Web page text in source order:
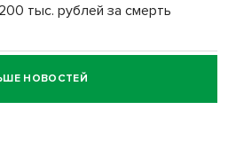
тыс. рублей за смерть
водителя за смерть
НОВОСТЕЙ